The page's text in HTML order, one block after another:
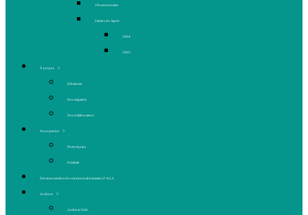
10e anniversaire
Cahiers du Japon
2004
2005
À propos
Échéancier
Nos stagiaires
Nos collaborateurs
Nous joindre
Notre équipe
Publicité
Devenez membre de votre journal et assistez à l’AGA
Archives
Archives Web